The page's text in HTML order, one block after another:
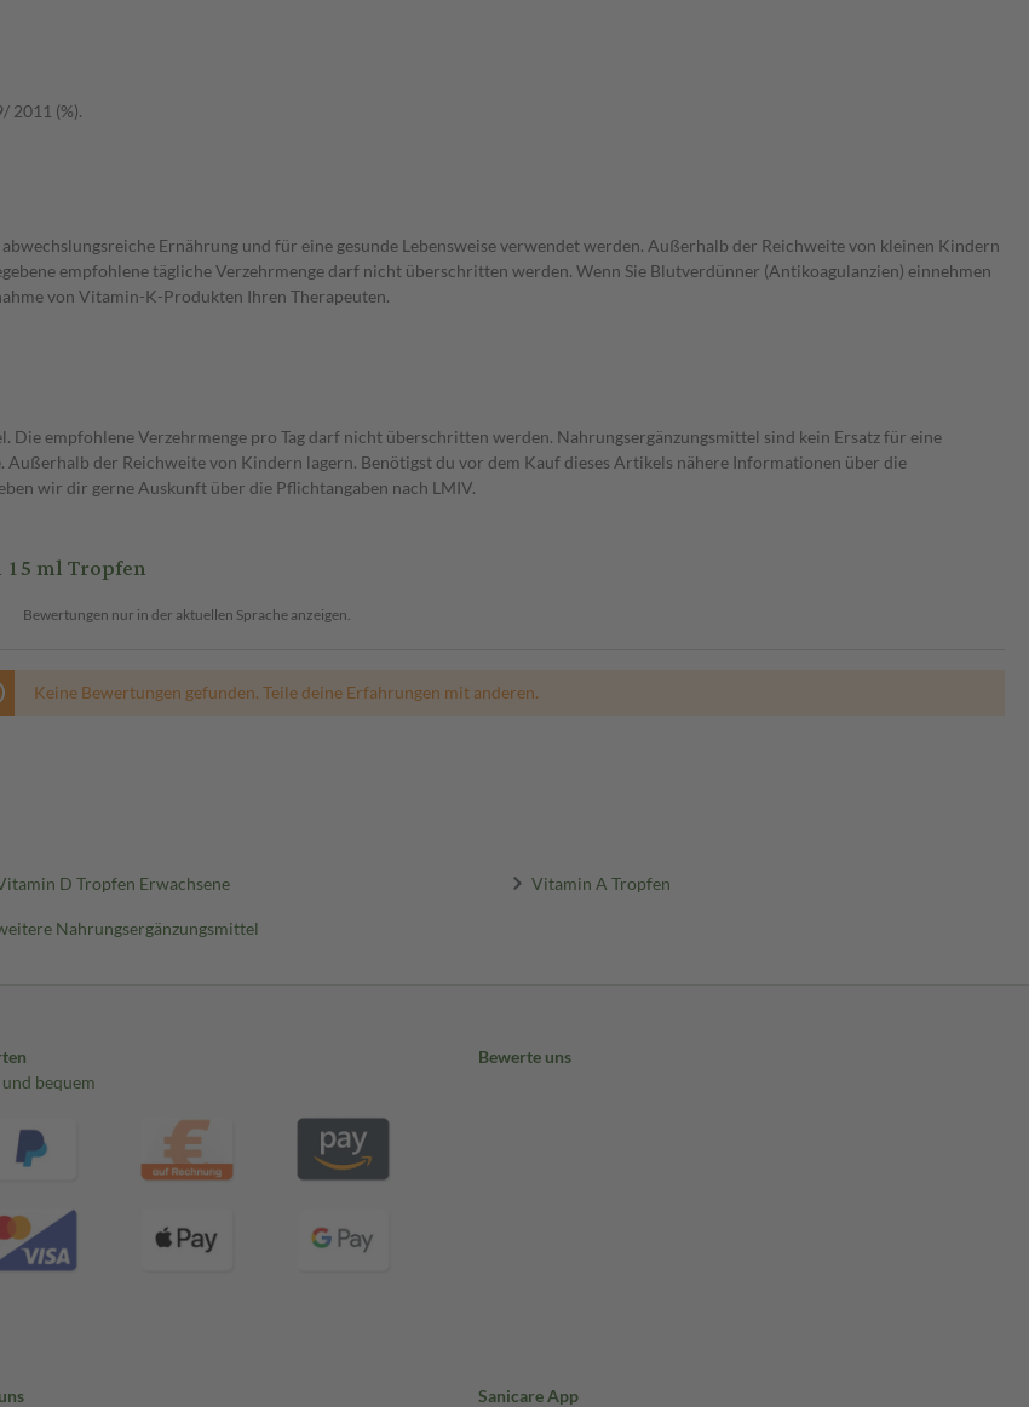
2011 (%).
Ernährung und für eine gesunde Lebensweise verwendet werden. Außerhalb der Reichweite von kleinen Kindern
empfohlene tägliche Verzehrmenge darf nicht überschritten werden. Wenn Sie Blutverdünner (Antikoagulanzien) einnehmen
von Vitamin-K-Produkten Ihren Therapeuten.
empfohlene Verzehrmenge pro Tag darf nicht überschritten werden. Nahrungsergänzungsmittel sind kein Ersatz für eine
Außerhalb der Reichweite von Kindern lagern. Benötigst du vor dem Kauf dieses Artikels nähere Informationen über die
wir dir gerne Auskunft über die Pflichtangaben nach LMIV.
ml Tropfen
Bewertungen nur in der aktuellen Sprache anzeigen.
Keine Bewertungen gefunden. Teile deine Erfahrungen mit anderen.
D Tropfen Erwachsene Vitamin A Tropfen
Nahrungsergänzungsmittel
bequem
Bewerte uns
Sanicare App